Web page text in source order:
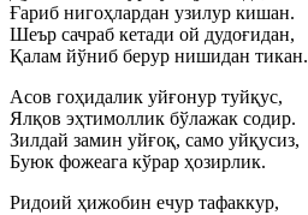
Ғариб нигоҳлардан узилур кишан.
Шеър сачраб кетади ой дудоғидан,
Қалам йўниб берур нишидан тикан.
Асов гоҳидалик уйғонур туйқус,
Ялқов эҳтимоллик бўлажак содир.
Зилдай замин уйғоқ, само уйқусиз,
Буюк фожеага кўрар ҳозирлик.
Ридоий ҳижобин ечур тафаккур,